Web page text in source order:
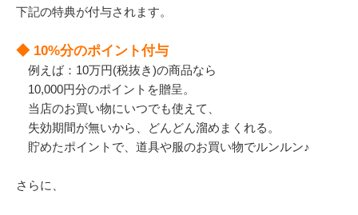
下記の特典が付与されます。
◆ 10%分のポイント付与
例えば：10万円(税抜き)の商品なら
10,000円分のポイントを贈呈。
当店のお買い物にいつでも使えて、
失効期間が無いから、どんどん溜めまくれる。
貯めたポイントで、道具や服のお買い物でルンルン♪
さらに、